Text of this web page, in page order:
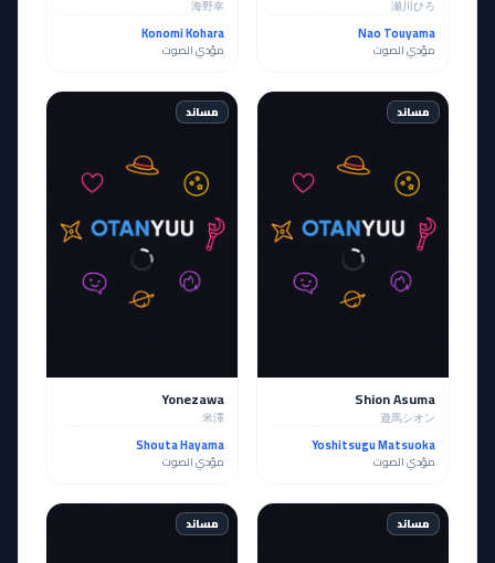
瀬川ひろ
Nao Touyama
مؤدي الصوت
海野幸
Konomi Kohara
مؤدي الصوت
مساند
Shion Asuma
遊馬シオン
Yoshitsugu Matsuoka
مؤدي الصوت
مساند
Yonezawa
米澤
Shouta Hayama
مؤدي الصوت
مساند مساند